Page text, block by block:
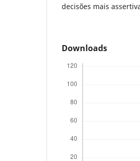
decisões mais
Downloads